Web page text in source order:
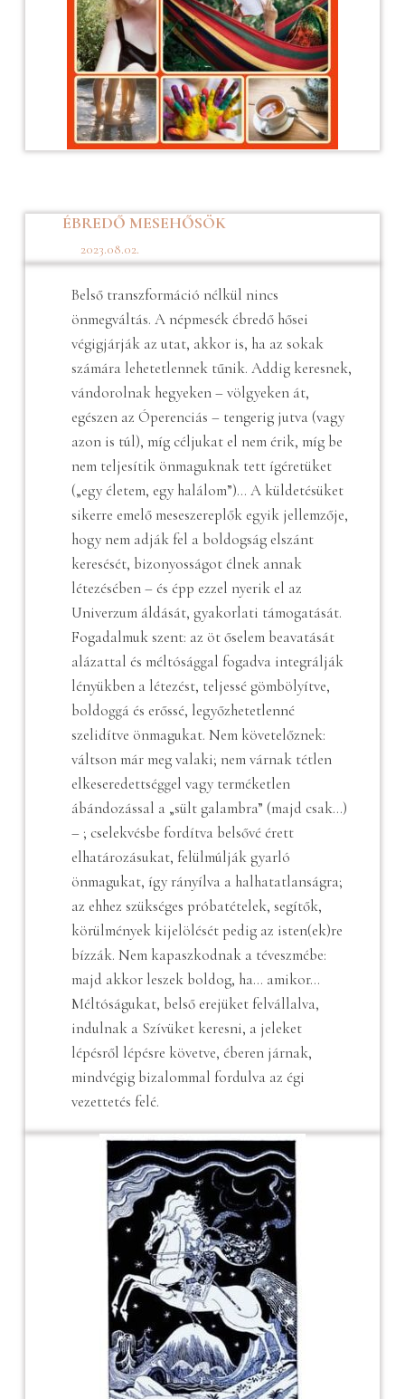
ÉBREDŐ MESEHŐSÖK
2023.08.02.
Belső transzformáció nélkül nincs
önmegváltás. A népmesék ébredő hősei
végigjárják az utat, akkor is, ha az sokak
számára lehetetlennek tűnik. Addig keresnek,
vándorolnak hegyeken – völgyeken át,
egészen az Óperenciás – tengerig jutva (vagy
azon is túl), míg céljukat el nem érik, míg be
nem teljesítik önmaguknak tett ígéretüket
(„egy életem, egy halálom”)… A küldetésüket
sikerre emelő meseszereplők egyik jellemzője,
hogy nem adják fel a boldogság elszánt
keresését, bizonyosságot élnek annak
létezésében – és épp ezzel nyerik el az
Univerzum áldását, gyakorlati támogatását.
Fogadalmuk szent: az öt őselem beavatását
alázattal és méltósággal fogadva integrálják
lényükben a létezést, teljessé gömbölyítve,
boldoggá és erőssé, legyőzhetetlenné
szelidítve önmagukat. Nem követelőznek:
váltson már meg valaki; nem várnak tétlen
elkeseredettséggel vagy terméketlen
ábándozással a „sült galambra” (majd csak…)
– ; cselekvésbe fordítva belsővé érett
elhatározásukat, felülmúlják gyarló
önmagukat, így rányílva a halhatatlanságra;
az ehhez szükséges próbatételek, segítők,
körülmények kijelölését pedig az isten(ek)re
bízzák. Nem kapaszkodnak a téveszmébe:
majd akkor leszek boldog, ha… amikor…
Méltóságukat, belső erejüket felvállalva,
indulnak a Szívüket keresni, a jeleket
lépésről lépésre követve, éberen járnak,
mindvégig bizalommal fordulva az égi
vezettetés felé.